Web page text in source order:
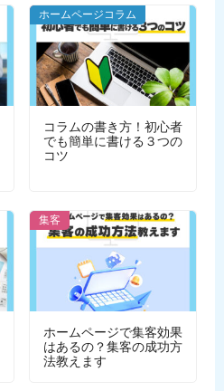
集客
ホームページコラム
コラムの書き方！初心者
でも簡単に書ける３つの
コツ
集客
ホームページで集客効果
はあるの？集客の成功方
法教えます